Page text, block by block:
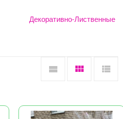
Декоративно-Лиственные